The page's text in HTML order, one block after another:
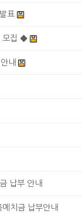
표
모집 ◆
내
납부 안내
치금 납부안내